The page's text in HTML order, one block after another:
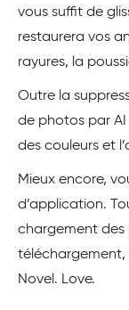
vous suffit de
restaurera vos
rayures, la
Outre la
de photos par
des couleurs et
Mieux encore,
d’application.
chargement
Novel. Love.